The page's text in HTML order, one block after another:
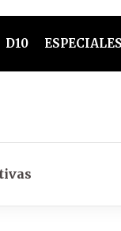
D10 ESPECIALES